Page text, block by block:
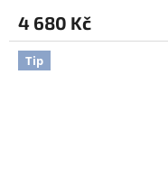
4 680 Kč
Tip